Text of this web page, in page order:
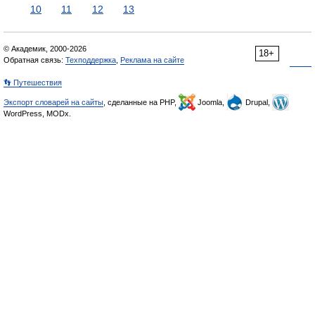
10
11 12 13
18+
© Академик, 2000-2026
Обратная связь: Техподдержка Реклама на сайте
👣 Путешествия
Экспорт словарей на сайты , сделанные на PHP, Joomla,
Drupal,
WordPress, MODx.